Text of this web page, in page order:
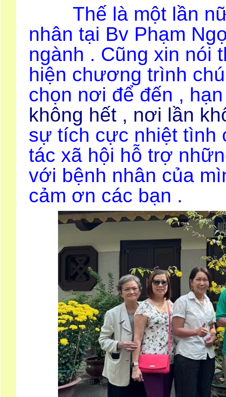
Thế là một lần
nhân tại Bv Phạm
ngành . Cũng xin nói
hiện chương trình
chọn nơi để đến ,
không hết , nơi lần
sự tích cực nhiệt tình
tác xã hội hỗ trợ
với bệnh nhân của
cảm ơn các bạn .